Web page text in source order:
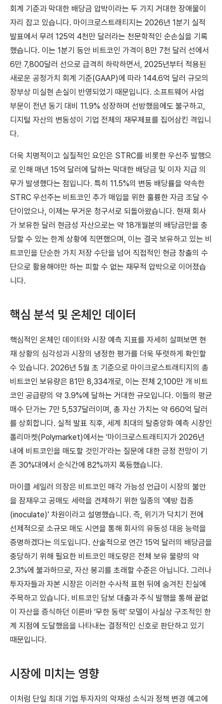
회계 기준과 막대한 배당금 압박이라는 두 가지 거대한 장애물이
자리 잡고 있습니다. 마이크로스트래티지는 2026년 1분기 실적
발표에서 무려 125억 4천만 달러라는 천문학적인 순손실을 기록
했습니다. 이는 1분기 동안 비트코인 가격이 8만 7천 달러 선에서
6만 7,800달러 선으로 급격히 하락하면서, 2025년부터 적용된
새로운 공정가치 회계 기준(GAAP)에 따라 144.6억 달러 규모의
장부상 미실현 손실이 반영되었기 때문입니다. 소프트웨어 사업
부문이 전년 동기 대비 11.9% 성장하며 선방했음에도 불구하고,
디지털 자산의 변동성이 기업 전체의 재무제표를 집어삼킨 격입니
다.
더욱 치명적이고 실질적인 요인은 STRC를 비롯한 우선주 발행으
로 인해 매년 15억 달러에 달하는 막대한 배당금 및 이자 지급 의
무가 발생했다는 점입니다. 특히 11.5%의 변동 배당률을 약속한
STRC 우선주는 비트코인 추가 매입을 위한 훌륭한 자금 조달 수
단이었으나, 이제는 무거운 청구서로 되돌아왔습니다. 현재 회사
가 보유한 달러 현금성 자산으로는 약 18개월분의 배당금만을 충
당할 수 있는 한계 상황에 직면했으며, 이는 결국 보유하고 있는 비
트코인을 단순한 가치 저장 수단을 넘어 직접적인 현금 창출의 수
단으로 활용해야만 하는 피할 수 없는 재무적 압박으로 이어졌습
니다.
핵심 분석 및 온체인 데이터
핵심적인 온체인 데이터와 시장 예측 지표를 자세히 살펴보면 현
재 상황의 심각성과 시장의 냉정한 평가를 더욱 뚜렷하게 확인할
수 있습니다. 2026년 5월 초 기준으로 마이크로스트래티지의 총
비트코인 보유량은 81만 8,334개로, 이는 전체 2,100만 개 비트
코인 공급량의 약 3.9%에 달하는 거대한 규모입니다. 이들의 평균
매수 단가는 7만 5,537달러이며, 총 자산 가치는 약 660억 달러
를 상회합니다. 실적 발표 직후, 세계 최대의 탈중앙화 예측 시장인
폴리마켓(Polymarket)에서는 '마이크로스트래티지가 2026년
내에 비트코인을 매도할 것인가'라는 질문에 대한 긍정 전망이 기
존 30%대에서 순식간에 82%까지 폭등했습니다.
마이클 세일러 의장은 비트코인 매각 가능성 언급이 시장의 불안
을 잠재우고 공매도 세력을 견제하기 위한 일종의 '예방 접종
(inoculate)' 차원이라고 설명했습니다. 즉, 위기가 닥치기 전에
선제적으로 소규모 매도 시연을 통해 회사의 유동성 대응 능력을
증명하겠다는 의도입니다. 산술적으로 연간 15억 달러의 배당금을
충당하기 위해 필요한 비트코인 매도량은 전체 보유 물량의 약
2.3%에 불과하므로, 자산 붕괴를 초래할 수준은 아닙니다. 그러나
투자자들과 자본 시장은 이러한 수사적 표현 뒤에 숨겨진 진실에
주목하고 있습니다. 비트코인 담보 대출과 주식 발행을 통해 끝없
이 자산을 증식하던 이른바 '무한 동력' 모델이 사실상 구조적인 한
계 지점에 도달했음을 나타내는 결정적인 신호로 판단하고 있기
때문입니다.
시장에 미치는 영향
이처럼 단일 최대 기업 투자자의 악재성 소식과 정책 변경 예고에